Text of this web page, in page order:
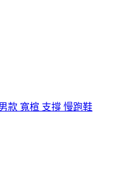
款 寬楦 支撐 慢跑鞋